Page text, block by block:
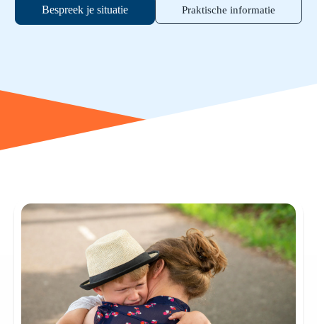
Bespreek je situatie Praktische informatie